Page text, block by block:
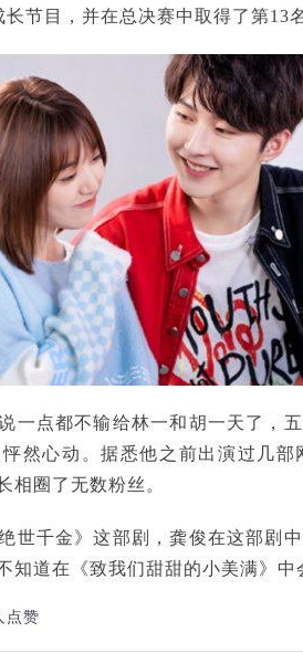
节目，并在总决赛中取得了第13
一点都不输给林一和胡一天了，
然心动。据悉他之前出演过几
相圈了无数粉丝。
世千金》这部剧，龚俊在这部剧
知道在《致我们甜甜的小美满》中
点赞